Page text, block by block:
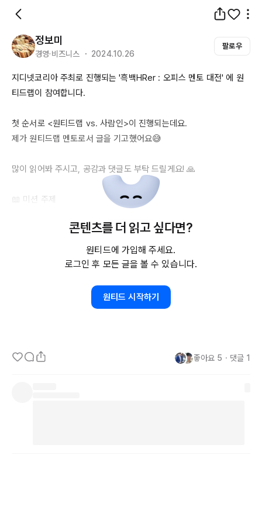
정보미
경영·비즈니스 ・ 2024.10.26
팔로우
지디넷코리아 주최로 진행되는 '흑백HRer : 오피스 멘토 대전' 에 원
티드랩이 참여합니다.
첫 순서로 <원티드랩 vs. 사람인>이 진행되는데요.
제가 원티드랩 멘토로서 글을 기고했어요😅
많이 읽어봐 주시고, 공감과 댓글도 부탁 드릴게요! 🙏
📖 미션 주제
🔎 흑팀 멘토 솔루션(원티드랩)
https://lnkd.in/gUabbVFf
🔎 백팀 멘토 솔루션(사람인)
콘텐츠를 더 읽고 싶다면?
원티드에 가입해 주세요.
로그인 후 모든 글을 볼 수 있습니다.
원티드 시작하기
좋아요 5 ・ 댓글 1